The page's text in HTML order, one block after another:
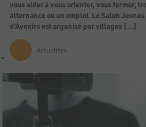
vous aider à vous orienter, vous former,
alternance ou un emploi. Le Salon Jeunes
d’Avenirs est organisé par villages […]
Actualités